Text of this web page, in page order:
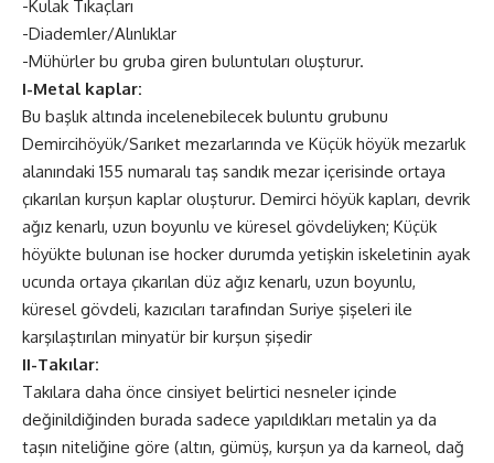
-Kulak Tıkaçları
-Diademler/Alınlıklar
-Mühürler bu gruba giren buluntuları oluşturur.
I-Metal kaplar:
Bu başlık altında incelenebilecek buluntu grubunu
Demircihöyük/Sarıket mezarlarında ve Küçük höyük mezarlık
alanındaki 155 numaralı taş sandık mezar içerisinde ortaya
çıkarılan kurşun kaplar oluşturur. Demirci höyük kapları, devrik
ağız kenarlı, uzun boyunlu ve küresel gövdeliyken; Küçük
höyükte bulunan ise hocker durumda yetişkin iskeletinin ayak
ucunda ortaya çıkarılan düz ağız kenarlı, uzun boyunlu,
küresel gövdeli, kazıcıları tarafından Suriye şişeleri ile
karşılaştırılan minyatür bir kurşun şişedir
II-Takılar:
Takılara daha önce cinsiyet belirtici nesneler içinde
değinildiğinden burada sadece yapıldıkları metalin ya da
taşın niteliğine göre (altın, gümüş, kurşun ya da karneol, dağ